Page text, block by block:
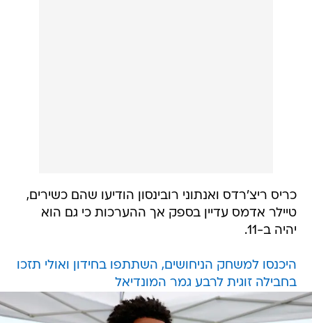
כריס ריצ'רדס ואנתוני רובינסון הודיעו שהם כשירים,
טיילר אדמס עדיין בספק אך ההערכות כי גם הוא
יהיה ב-11.
היכנסו למשחק הניחושים, השתתפו בחידון ואולי תזכו
בחבילה זוגית לרבע גמר המונדיאל